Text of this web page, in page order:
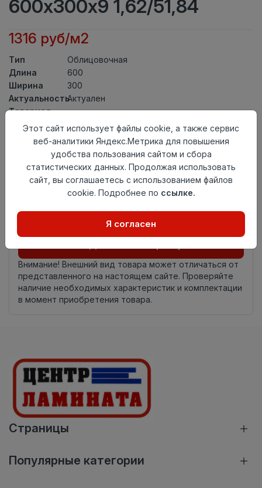
600х300х9 1,62/51,84
1316 руб/м2
Тип
Облицовочная
Длина
600
Ширина
300
АктуальностьАктуален
Товарная
группа
Толщина
матовая
происхождения
Россия
Книга с коллекциями
Внимание! Внешний вид товара может отличаться от
представленного на настоящем сайте. Проверяйте
наличие необходимых характеристик и комплектации
в момент приобретения товара.
Страницы
Популярные категории
Этот сайт использует файлы cookie, а также сервис
веб-аналитики Яндекс.Метрика для повышения
удобства пользования сайтом и сбора
статистических данных. Продолжая использовать
сайт, вы соглашаетесь с использованием файлов
cookie. Подробнее по ссылке.
Я согласен